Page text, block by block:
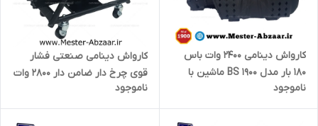
کارواش دینامی 2400 وات باس
180 بار مدل BS 1900 ماشین با
نازل و شیلنگ و فیلتر
ناموجود
کارواش دینامی صنعتی فشار
قوی چرخ دار ضامن دار 2800 وات
300 بار باس زرد تحت لیسانس
آلمان مدل BOSS 2800W
ناموجود